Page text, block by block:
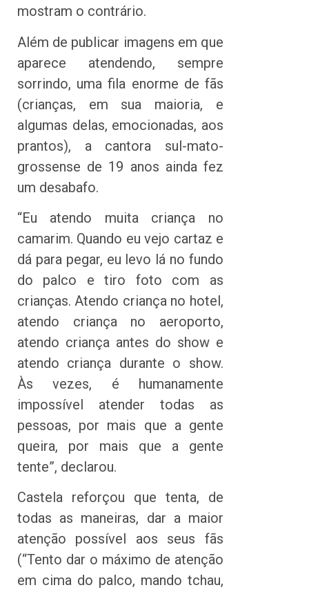
mostram o contrário.
Além de publicar imagens em que
aparece atendendo, sempre
sorrindo, uma fila enorme de fãs
(crianças, em sua maioria, e
algumas delas, emocionadas, aos
prantos), a cantora sul-mato-
grossense de 19 anos ainda fez
um desabafo.
“Eu atendo muita criança no
camarim. Quando eu vejo cartaz e
dá para pegar, eu levo lá no fundo
do palco e tiro foto com as
crianças. Atendo criança no hotel,
atendo criança no aeroporto,
atendo criança antes do show e
atendo criança durante o show.
Às vezes, é humanamente
impossível atender todas as
pessoas, por mais que a gente
queira, por mais que a gente
tente”, declarou.
Castela reforçou que tenta, de
todas as maneiras, dar a maior
atenção possível aos seus fãs
(“Tento dar o máximo de atenção
em cima do palco, mando tchau,